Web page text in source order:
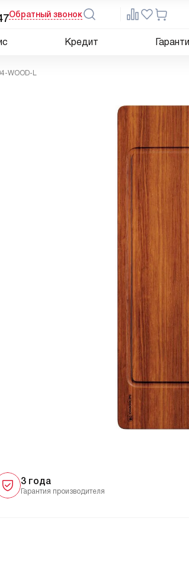
Обратный звонок
Кредит
WOOD-L
3 года
Гарантия производителя